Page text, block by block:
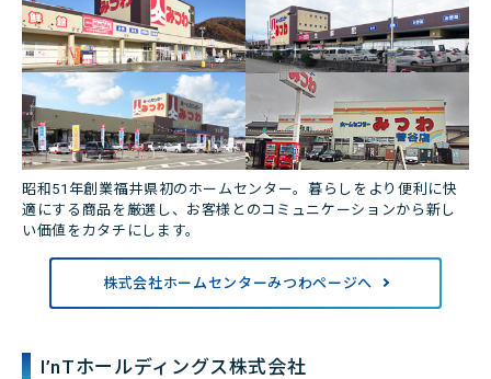
昭和51年創業福井県初のホームセンター。暮らしをより便利に快
適にする商品を厳選し、お客様とのコミュニケーションから新し
い価値をカタチにします。
株式会社ホームセンターみつわページへ
I’nTホールディングス株式会社